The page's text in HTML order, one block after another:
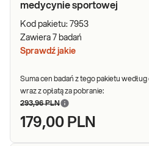
medycynie sportowej
Kod pakietu: 7953
Zawiera 7 badań
Sprawdź jakie
Suma cen badań z tego pakietu
wraz z opłatą za pobranie:
293,96 PLN
179,00 PLN